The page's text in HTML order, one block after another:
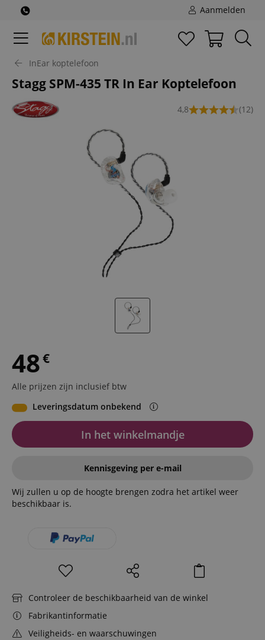
Aanmelden
InEar koptelefoon
Stagg SPM-435 TR In Ear Koptelefoon
4,8 (12)
48€
Alle prijzen zijn inclusief btw
Leveringsdatum onbekend
In het winkelmandje
Kennisgeving per e-mail
Wij zullen u op de hoogte brengen zodra het artikel weer
beschikbaar is.
Controleer de beschikbaarheid van de winkel
Fabrikantinformatie
Veiligheids- en waarschuwingen